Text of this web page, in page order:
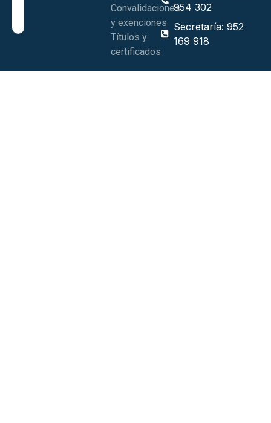
Convalidaciones
y exenciones
Títulos y
certificados
954 302
Secretaría: 952
169 918